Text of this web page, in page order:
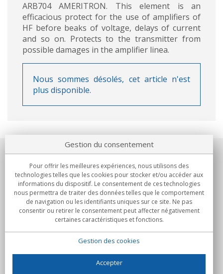
ARB704 AMERITRON. This element is an
efficacious protect for the use of amplifiers of
HF before beaks of voltage, delays of current
and so on. Protects to the transmitter from
possible damages in the amplifier linea.
Nous sommes désolés, cet article n'est
plus disponible.
Notre société
Engagements
Achats
Gestion du consentement
Pour offrir les meilleures expériences, nous utilisons des
technologies telles que les cookies pour stocker et/ou accéder aux
informations du dispositif. Le consentement de ces technologies
nous permettra de traiter des données telles que le comportement
de navigation ou les identifiants uniques sur ce site. Ne pas
consentir ou retirer le consentement peut affecter négativement
certaines caractéristiques et fonctions.
Gestion des cookies
Accepter